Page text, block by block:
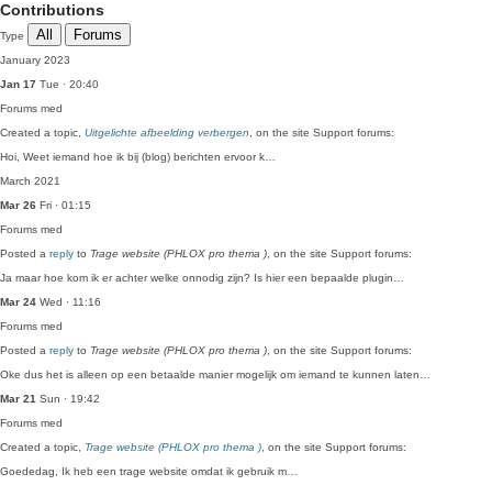
Contributions
Type All Forums
January 2023
Jan 17 Tue · 20:40
Forums med
Created a topic, Uitgelichte afbeelding verbergen , on the site Support forums:
Hoi, Weet iemand hoe ik bij (blog) berichten ervoor k…
March 2021
Mar 26 Fri · 01:15
Forums med
Posted a reply to Trage website (PHLOX pro thema ) , on the site Support forums:
Ja maar hoe kom ik er achter welke onnodig zijn? Is hier een bepaalde plugin…
Mar 24 Wed · 11:16
Forums med
Posted a reply to Trage website (PHLOX pro thema ) , on the site Support forums:
Oke dus het is alleen op een betaalde manier mogelijk om iemand te kunnen laten…
Mar 21 Sun · 19:42
Forums med
Created a topic, Trage website (PHLOX pro thema ) , on the site Support forums:
Goededag, Ik heb een trage website omdat ik gebruik m…